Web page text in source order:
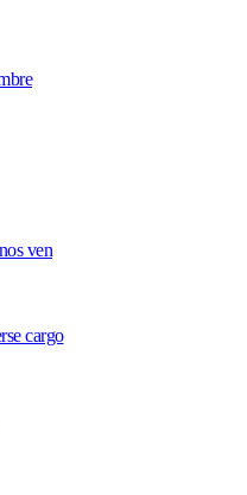
ven
cargo